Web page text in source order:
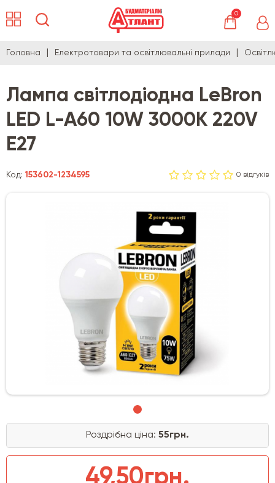
0
Головна Електротовари та освітлювальні прилади
Лампа світлодіодна LeBron
LED L-A60 10W 3000K 220V
E27
Код:153602-1234595 0 відгуків
Роздрібна ціна: 55грн.
49,50грн.